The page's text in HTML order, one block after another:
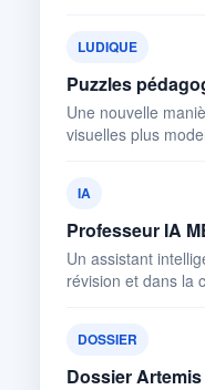
LUDIQUE
Puzzles
Une nouvelle
visuelles plus
IA
Professeur IA
Un assistant
révision et dans la
DOSSIER
Dossier Artemis